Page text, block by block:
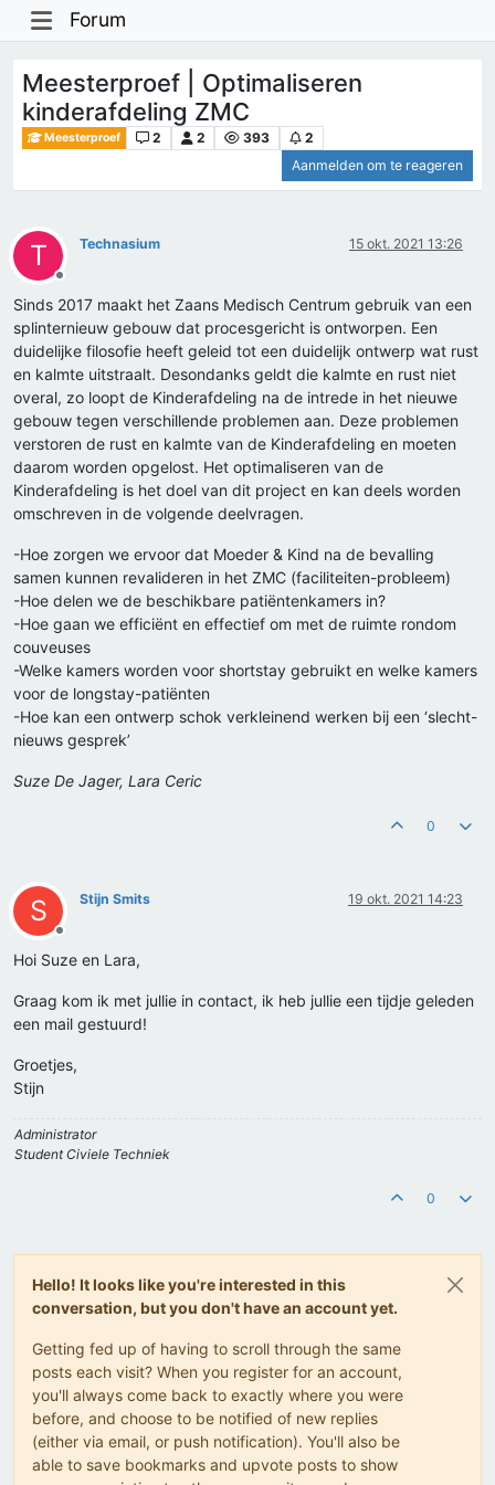
Forum
Meesterproef | Optimaliseren
kinderafdeling ZMC
Meesterproef 2 2 393
2
Aanmelden om te reageren
T
Offline
Technasium 15 okt. 2021 13:26
Sinds 2017 maakt het Zaans Medisch Centrum gebruik van een
splinternieuw gebouw dat procesgericht is ontworpen. Een
duidelijke filosofie heeft geleid tot een duidelijk ontwerp wat rust
en kalmte uitstraalt. Desondanks geldt die kalmte en rust niet
overal, zo loopt de Kinderafdeling na de intrede in het nieuwe
gebouw tegen verschillende problemen aan. Deze problemen
verstoren de rust en kalmte van de Kinderafdeling en moeten
daarom worden opgelost. Het optimaliseren van de
Kinderafdeling is het doel van dit project en kan deels worden
omschreven in de volgende deelvragen.
-Hoe zorgen we ervoor dat Moeder & Kind na de bevalling
samen kunnen revalideren in het ZMC (faciliteiten-probleem)
-Hoe delen we de beschikbare patiëntenkamers in?
-Hoe gaan we efficiënt en effectief om met de ruimte rondom
couveuses
-Welke kamers worden voor shortstay gebruikt en welke kamers
voor de longstay-patiënten
-Hoe kan een ontwerp schok verkleinend werken bij een ‘slecht-
nieuws gesprek’
Suze De Jager, Lara Ceric
0
S
Offline
Stijn Smits 19 okt. 2021 14:23
Hoi Suze en Lara,
Graag kom ik met jullie in contact, ik heb jullie een tijdje geleden
een mail gestuurd!
Groetjes,
Stijn
Administrator
Student Civiele Techniek
0
Hello! It looks like you're interested in this
conversation, but you don't have an account yet.
Getting fed up of having to scroll through the same
posts each visit? When you register for an account,
you'll always come back to exactly where you were
before, and choose to be notified of new replies
(either via email, or push notification). You'll also be
able to save bookmarks and upvote posts to show